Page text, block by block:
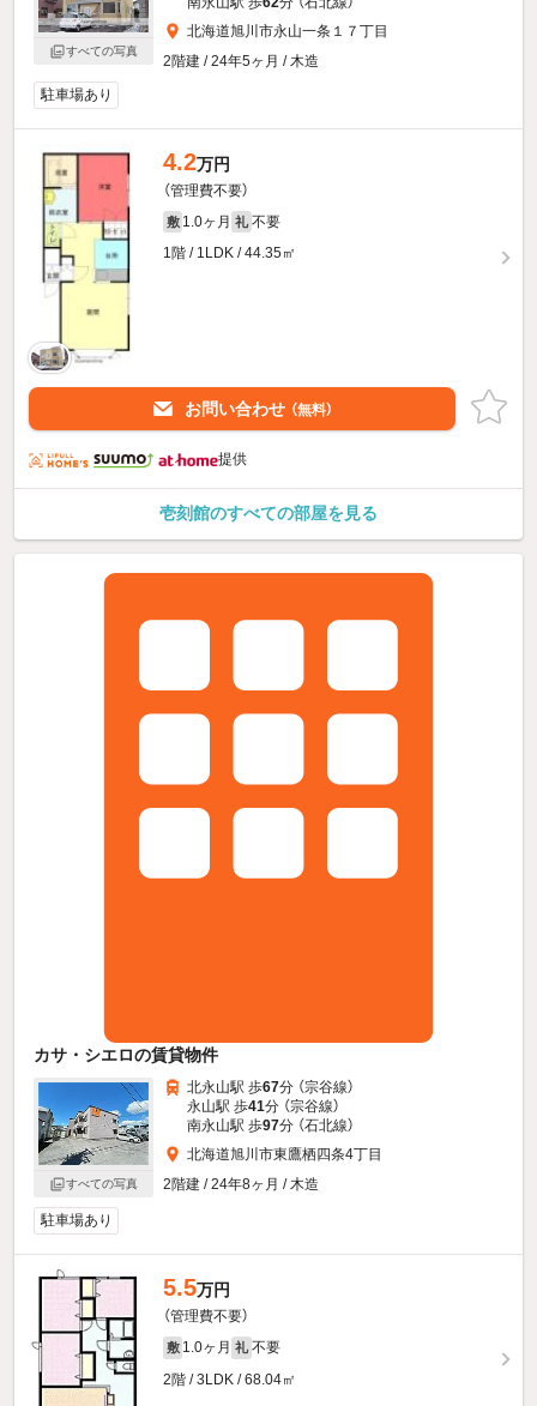
すべての写真
北海道旭川市永山一条１７丁目
2階建 / 24年5ヶ月 / 木造
駐車場あり
4.2万円
（管理費不要）
敷 1.0ヶ月 礼 不要
1階 / 1LDK / 44.35㎡
お問い合わせ （無料）
提供
壱刻館のすべての部屋を見る
カサ・シエロの賃貸物件
すべての写真
北永山駅 歩67分 （宗谷線）
永山駅 歩41分 （宗谷線）
南永山駅 歩97分 （石北線）
北海道旭川市東鷹栖四条4丁目
2階建 / 24年8ヶ月 / 木造
駐車場あり
5.5万円
（管理費不要）
敷 1.0ヶ月 礼 不要
2階 / 3LDK / 68.04㎡